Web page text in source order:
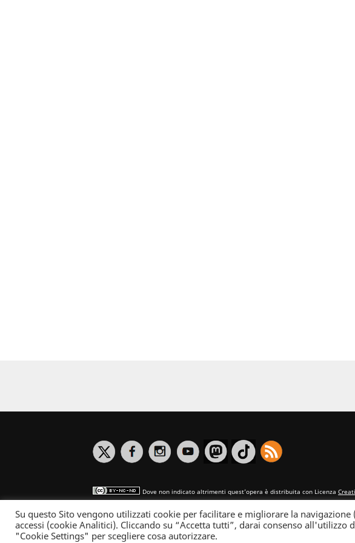
Dove non indicato altrimenti quest’opera è distribuita con Licenza
Informativa sulla privacy
Su questo Sito vengono utilizzati cookie per facilitare e migliorare la
accessi (cookie Analitici). Cliccando su “Accetta tutti”, darai consenso
"Cookie Settings" per scegliere cosa autorizzare.